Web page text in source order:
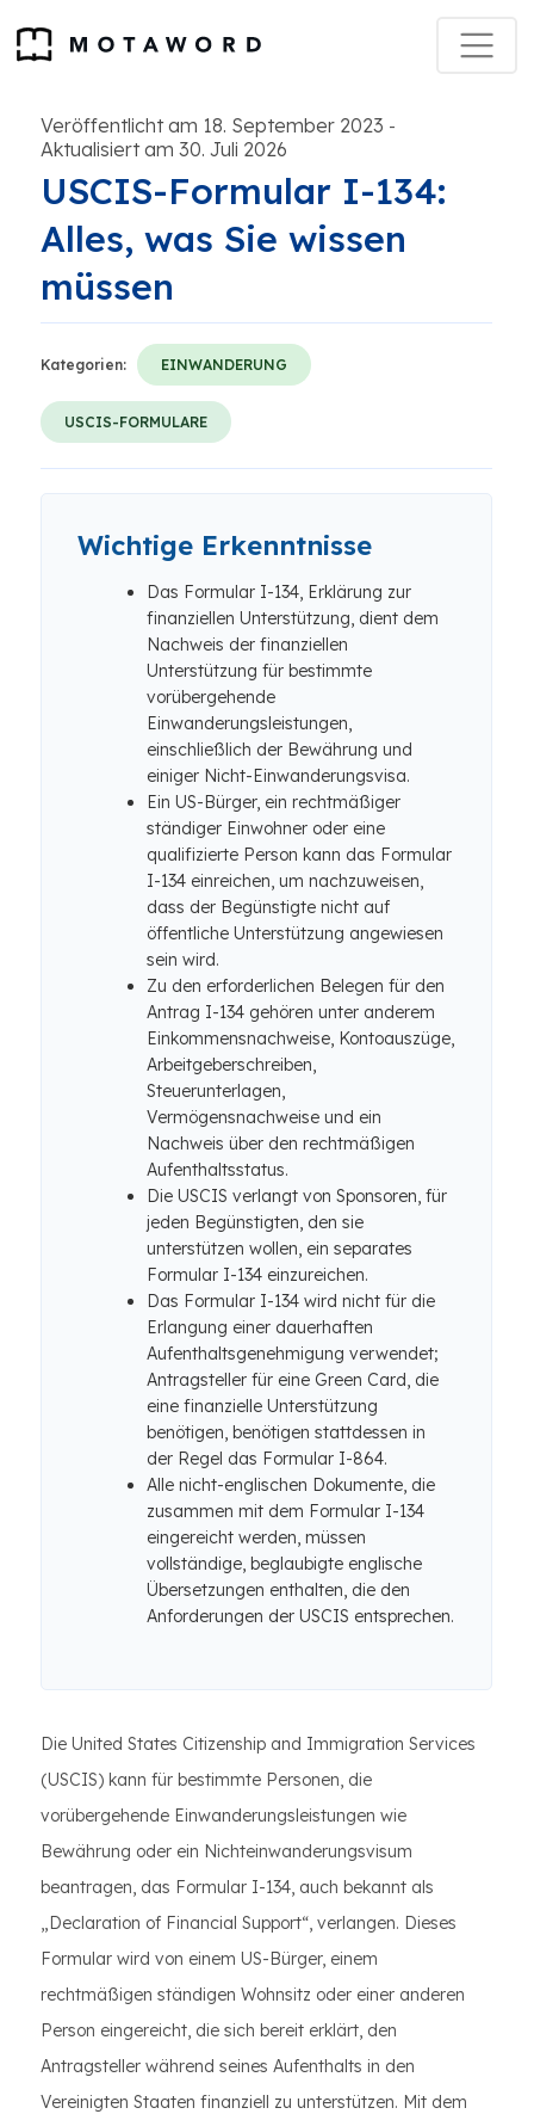
Veröffentlicht am 18. September 2023 -
Aktualisiert am 30. Juli 2026
USCIS-Formular I-134:
Alles, was Sie wissen
müssen
Kategorien: EINWANDERUNG
USCIS-FORMULARE
Wichtige Erkenntnisse
Das Formular I-134, Erklärung zur
finanziellen Unterstützung, dient dem
Nachweis der finanziellen
Unterstützung für bestimmte
vorübergehende
Einwanderungsleistungen,
einschließlich der Bewährung und
einiger Nicht-Einwanderungsvisa.
Ein US-Bürger, ein rechtmäßiger
ständiger Einwohner oder eine
qualifizierte Person kann das Formular
I-134 einreichen, um nachzuweisen,
dass der Begünstigte nicht auf
öffentliche Unterstützung angewiesen
sein wird.
Zu den erforderlichen Belegen für den
Antrag I-134 gehören unter anderem
Einkommensnachweise, Kontoauszüge,
Arbeitgeberschreiben,
Steuerunterlagen,
Vermögensnachweise und ein
Nachweis über den rechtmäßigen
Aufenthaltsstatus.
Die USCIS verlangt von Sponsoren, für
jeden Begünstigten, den sie
unterstützen wollen, ein separates
Formular I-134 einzureichen.
Das Formular I-134 wird nicht für die
Erlangung einer dauerhaften
Aufenthaltsgenehmigung verwendet;
Antragsteller für eine Green Card, die
eine finanzielle Unterstützung
benötigen, benötigen stattdessen in
der Regel das Formular I-864.
Alle nicht-englischen Dokumente, die
zusammen mit dem Formular I-134
eingereicht werden, müssen
vollständige, beglaubigte englische
Übersetzungen enthalten, die den
Anforderungen der USCIS entsprechen.
Die United States Citizenship and Immigration Services
(USCIS) kann für bestimmte Personen, die
vorübergehende Einwanderungsleistungen wie
Bewährung oder ein Nichteinwanderungsvisum
beantragen, das Formular I-134, auch bekannt als
„Declaration of Financial Support“, verlangen. Dieses
Formular wird von einem US-Bürger, einem
rechtmäßigen ständigen Wohnsitz oder einer anderen
Person eingereicht, die sich bereit erklärt, den
Antragsteller während seines Aufenthalts in den
Vereinigten Staaten finanziell zu unterstützen. Mit dem